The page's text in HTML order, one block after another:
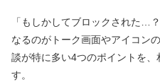
「もしかしてブロックされた…
なるのがトーク画面やアイコン
談が特に多い4つのポイントを
す。